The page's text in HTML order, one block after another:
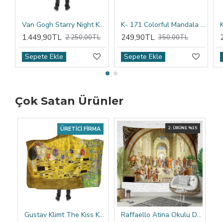
Van Gogh Starry Night Kapşonlu Battaniye
1.449,90TL 2.250,00TL
Sepete Ekle
K- 171 Colorful Mandala Tribal Çift Tarafı Baskılı Kırlent Kılıfı
249,90TL 350,00TL
Sepete Ekle
Çok Satan Ürünler
ÜRETICI FIRMA
Gustav Klimt The Kiss Kapşonlu Battaniye
2. ÜRÜNE %15
Raffaello Atina Okulu Duvar Örtüsü